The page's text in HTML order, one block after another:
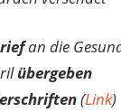
an die
übergeben
(Link)